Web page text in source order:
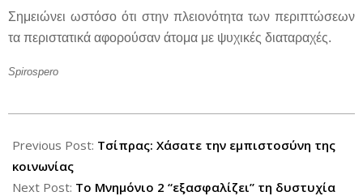
Σημειώνει ωστόσο ότι στην πλειονότητα των περιπτώσεων
τα περιστατικά αφορούσαν άτομα με ψυχικές διαταραχές.
Spirospero
07-
08
Previous Post: Τσίπρας: Χάσατε την εμπιστοσύνη της
κοινωνίας
Next Post: Το Μνημόνιο 2 “εξασφαλίζει” τη δυστυχία